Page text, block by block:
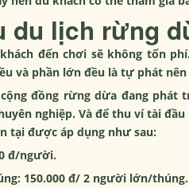
du lịch rừng
đến chơi sẽ không tốn
và phần lớn đều là tự phát
đồng rừng dừa đang
nghiệp. Và để thu ví tài
tại được áp dụng như sau:
đ/người.
150.000 đ/ 2 người lớn/thúng.